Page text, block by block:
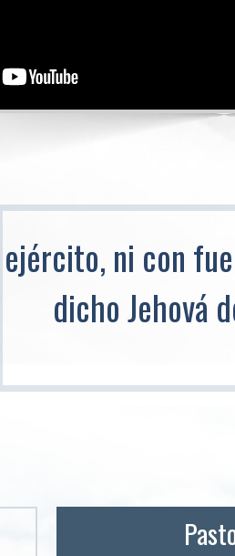
ni con
dicho Jehová